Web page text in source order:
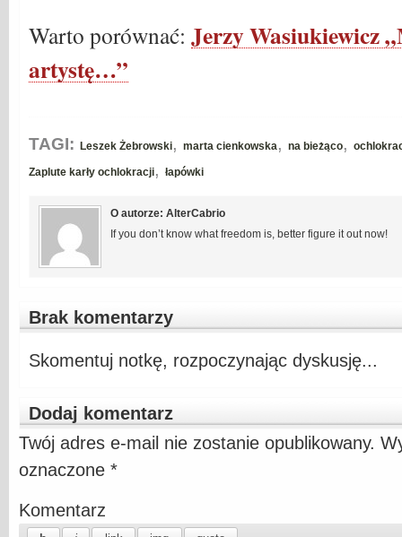
Warto porównać: Jerzy Wasiukiewicz
artystę…”
TAGI: Leszek Żebrowski, marta cienkowska, na bieżąco,
Zaplute karły ochlokracji, łapówki
O autorze: AlterCabrio
If you don’t know what freedom is, better figure it out now!
Brak komentarzy
Skomentuj notkę, rozpoczynając dyskusję...
Dodaj komentarz
Twój adres e-mail nie zostanie opublikowany.
oznaczone *
Komentarz